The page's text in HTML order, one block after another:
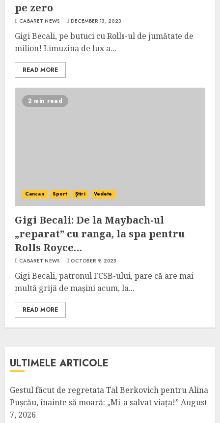
pe zero
CABARET NEWS DECEMBER 13, 2023
Gigi Becali, pe butuci cu Rolls-ul de jumătate de
milion! Limuzina de lux a...
READ MORE
2 min read
Cancan Sport Știri Vedete
Gigi Becali: De la Maybach-ul
„reparat” cu ranga, la spa pentru
Rolls Royce…
CABARET NEWS OCTOBER 9, 2023
Gigi Becali, patronul FCSB-ului, pare că are mai
multă grijă de mașini acum, la...
READ MORE
ULTIMELE ARTICOLE
Gestul făcut de regretata Tal Berkovich pentru Alina
Pușcău, înainte să moară: „Mi-a salvat viața!” August
7, 2026